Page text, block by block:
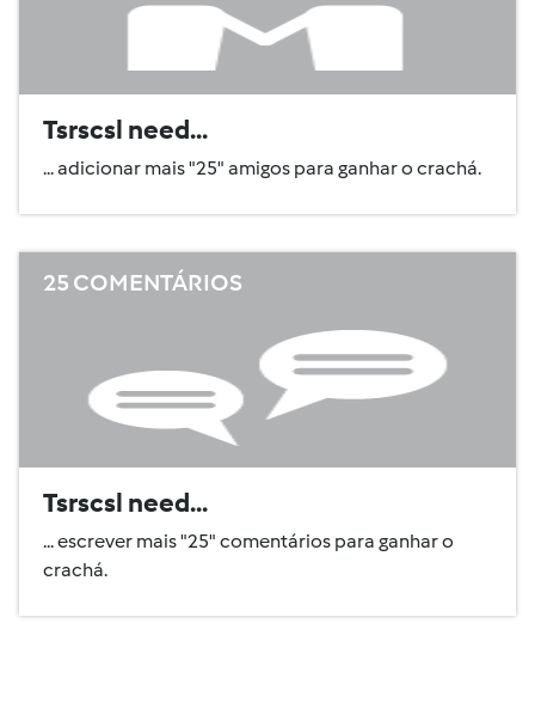
Tsrscsl need...
... adicionar mais "25" amigos para ganhar o crachá.
25 COMENTÁRIOS
Tsrscsl need...
... escrever mais "25" comentários para ganhar o
crachá.